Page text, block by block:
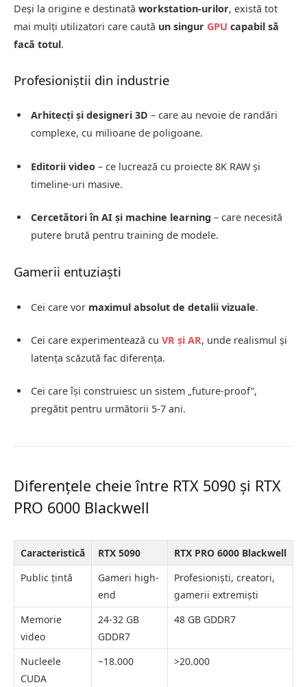
Deși la origine e destinată workstation-urilor, există tot
mai mulți utilizatori care caută un singur GPU capabil să
facă totul.
Profesioniștii din industrie
Arhitecți și designeri 3D – care au nevoie de randări
complexe, cu milioane de poligoane.
Editorii video – ce lucrează cu proiecte 8K RAW și
timeline-uri masive.
Cercetători în AI și machine learning – care necesită
putere brută pentru training de modele.
Gamerii entuziaști
Cei care vor maximul absolut de detalii vizuale.
Cei care experimentează cu VR și AR, unde realismul și
latența scăzută fac diferența.
Cei care își construiesc un sistem „future-proof”,
pregătit pentru următorii 5-7 ani.
Diferențele cheie între RTX 5090 și RTX
PRO 6000 Blackwell
Caracteristică RTX 5090
RTX PRO 6000 Blackwell
Public țintă
Gameri high-
end
Profesioniști, creatori,
gamerii extremiști
Memorie
video
24-32 GB
GDDR7
48 GB GDDR7
Nucleele
CUDA
~18.000 >20.000